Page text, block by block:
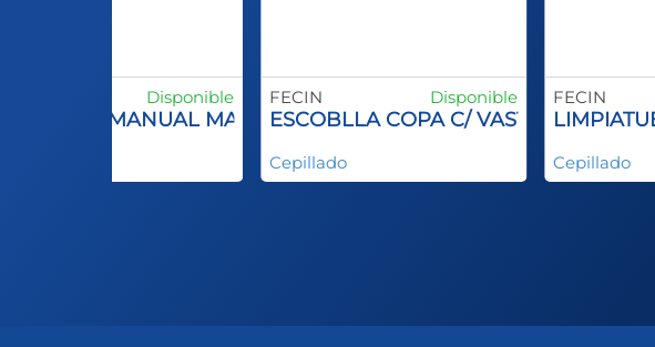
Disponible
MANUAL MANGO PLASTCO SPID INOX
FECIN Disponible
ESCOBLLA COPA C/ VASTAGO
Cepillado
FECIN
Cepillado